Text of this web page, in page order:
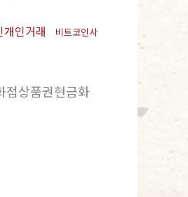
개인거래
비트코인사
점상품권현금화